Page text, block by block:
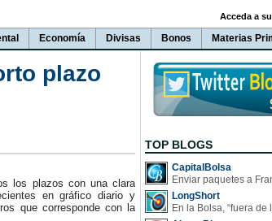
Economía Divisas Bonos Materias
Acceda a
plazo
los plazos con una clara
en gráfico diario y
que corresponde con la
TOP BLOGS
CapitalBolsa
LongShort
En la Bolsa, “fuera